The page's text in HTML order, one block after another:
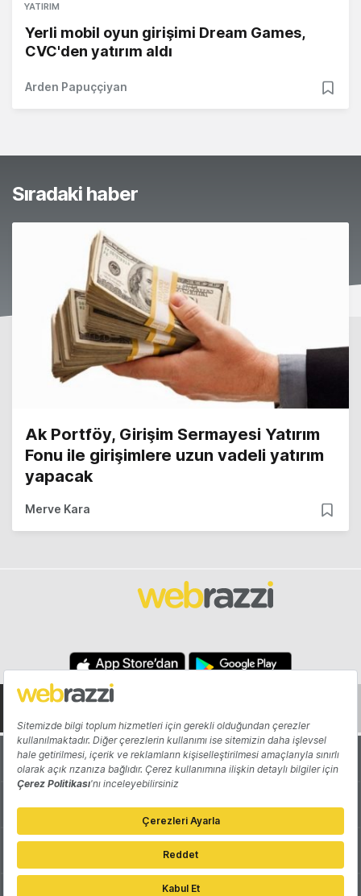
YATIRIM
Yerli mobil oyun girişimi Dream Games,
CVC'den yatırım aldı
Arden Papuççiyan
Sıradaki haber
Ak Portföy, Girişim Sermayesi Yatırım
Fonu ile girişimlere uzun vadeli yatırım
yapacak
Merve Kara
Hakkında Yazarlar
Katkıda Bulun Reklam